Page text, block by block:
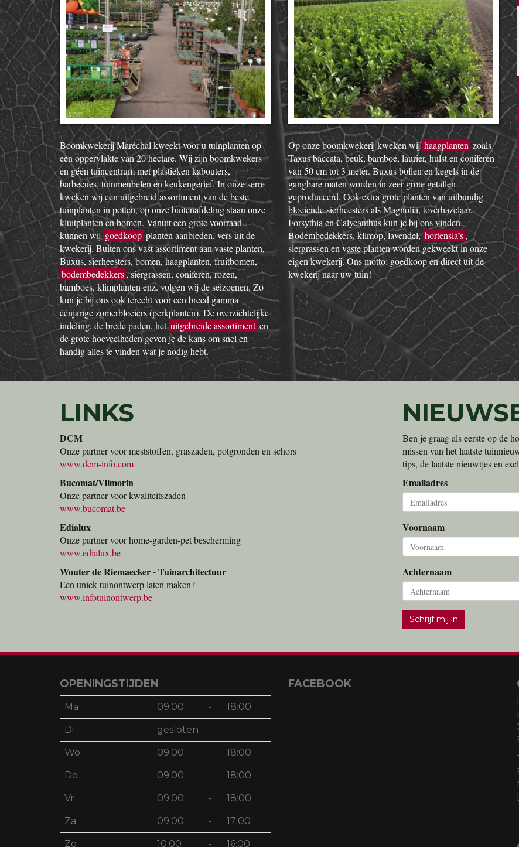
Boomkwekerij Maréchal kweekt voor u tuinplanten op
een oppervlakte van 20 hectare. Wij zijn boomkwekers
en géén tuincentrum met plastieken kabouters,
barbecues, tuinmeubelen en keukengerief. In onze serre
kweken wij een uitgebreid assortiment van de beste
tuinplanten in potten, op onze buitenafdeling staan onze
kluitplanten en bomen. Vanuit een grote voorraad
kunnen wij goedkoop planten aanbieden, vers uit de
kwekerij. Buiten ons vast assortiment aan vaste planten,
Buxus, sierheesters, bomen, haagplanten, fruitbomen,
bodembedekkers, siergrassen, coniferen, rozen,
bamboes, klimplanten enz. volgen wij de seizoenen. Zo
kun je bij ons ook terecht voor een breed gamma
éénjarige zomerbloeiers (perkplanten). De overzichtelijke
indeling, de brede paden, hetuitgebreide assortimenten
de grote hoeveelheden geven je de kans om snel en
handig alles te vinden wat je nodig hebt.
Op onze boomkwekerij kweken wijhaagplanten zoals
Taxus baccata, beuk, bamboe, laurier, hulst en coniferen
van 50 cm tot 3 meter. Buxus bollen en kegels in de
gangbare maten worden in zeer grote getallen
geproduceerd. Ook extra grote planten van uitbundig
bloeiende sierheesters als Magnolia, toverhazelaar,
Forsythia en Calycanthus kun je bij ons vinden.
Bodembedekkers, klimop, lavendel,hortensia’s,
siergrassen en vaste planten worden gekweekt in onze
eigen kwekerij. Ons motto: goedkoop en direct uit de
kwekerij naar uw tuin!
LINKS
DCM
Onze partner voor meststoffen, graszaden, potgronden en schors
www.dcm-info.com
Bucomat/Vilmorin
Onze partner voor kwaliteitszaden
www.bucomat.be
Edialux
Onze partner voor home-garden-pet bescherming
www.edialux.be
Wouter de Riemaecker - Tuinarchitectuur
Een uniek tuinontwerp laten maken?
www.infotuinontwerp.be
Ben je graag als eerste op de
missen van het laatste
tips, de laatste nieuwtjes en
Emailadres
Voornaam
Achternaam
Schrijf mij in
OPENINGSTIJDEN
Ma 09:00 - 18:00
Di gesloten
Wo 09:00 - 18:00
Do 09:00 - 18:00
Vr 09:00 - 18:00
Za 09:00 - 17:00
Zo 10:00 - 16:00
FACEBOOK